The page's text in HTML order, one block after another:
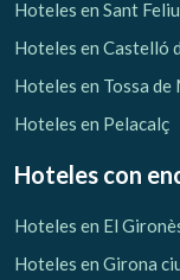
Hoteles en Sant
Hoteles en Castelló
Hoteles en Tossa de
Hoteles en Pelacalç
Hoteles con
Hoteles en El
Hoteles en Girona